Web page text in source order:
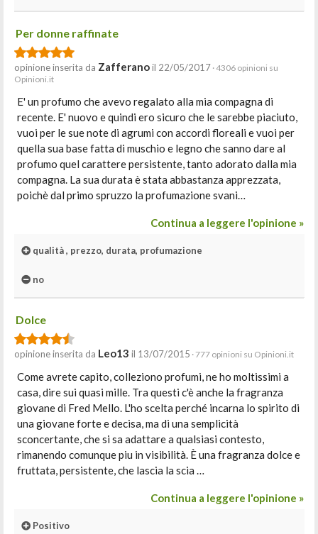
Per donne raffinate
opinione inserita da Zafferanoil 22/05/2017 · 4306 opinioni su
Opinioni.it
E' un profumo che avevo regalato alla mia compagna di
recente. E' nuovo e quindi ero sicuro che le sarebbe piaciuto,
vuoi per le sue note di agrumi con accordi floreali e vuoi per
quella sua base fatta di muschio e legno che sanno dare al
profumo quel carattere persistente, tanto adorato dalla mia
compagna. La sua durata è stata abbastanza apprezzata,
poichè dal primo spruzzo la profumazione svani…
Continua a leggere l'opinione »
qualità , prezzo, durata, profumazione
no
Dolce
opinione inserita da Leo13 il 13/07/2015 · 777 opinioni su Opinioni.it
Come avrete capito, colleziono profumi, ne ho moltissimi a
casa, dire sui quasi mille. Tra questi c'è anche la fragranza
giovane di Fred Mello. L'ho scelta perché incarna lo spirito di
una giovane forte e decisa, ma di una semplicità
sconcertante, che si sa adattare a qualsiasi contesto,
rimanendo comunque piu in visibilità. È una fragranza dolce e
fruttata, persistente, che lascia la scia …
Continua a leggere l'opinione »
Positivo